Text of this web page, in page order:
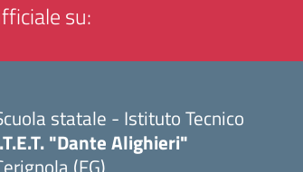
su:
statale - Istituto Tecnico
"Dante Alighieri"